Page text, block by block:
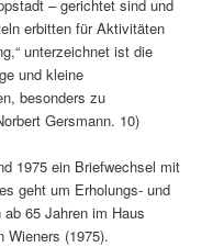
– gerichtet sind und
erbitten für Aktivitäten
unterzeichnet ist die
und kleine
besonders zu
Gersmann. 10)
1975 ein Briefwechsel mit
geht um Erholungs- und
65 Jahren im Haus
Wieners (1975).